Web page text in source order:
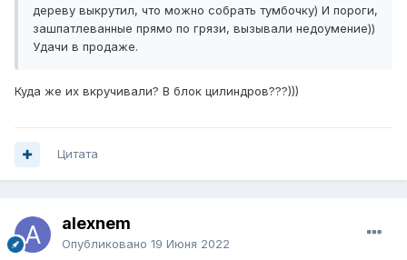
дереву выкрутил, что можно собрать тумбочку) И пороги,
зашпатлеванные прямо по грязи, вызывали недоумение))
Удачи в продаже.
Куда же их вкручивали? В блок цилиндров???)))
Цитата
alexnem
Опубликовано 19 Июня 2022